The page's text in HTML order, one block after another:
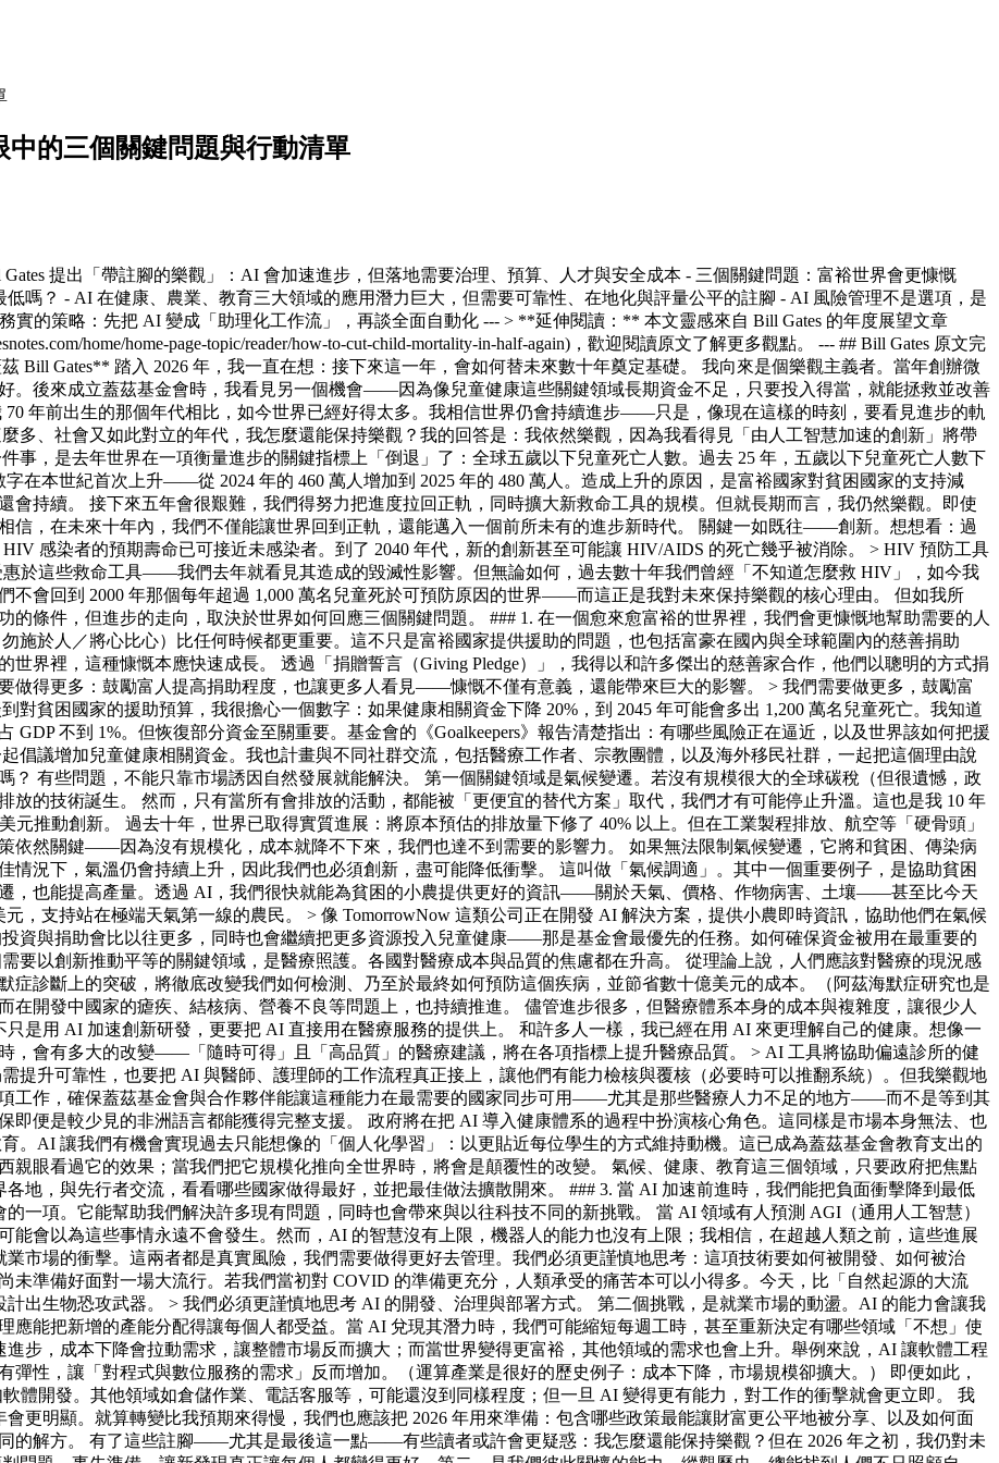
中的三個關鍵問題與行動清單
提出「帶註腳的樂觀」：AI 會加速進步，但落地需要治理、預算、人才與安全成本 - 三個關鍵問題：富裕世界會更慷慨
嗎？ - AI 在健康、農業、教育三大領域的應用潛力巨大，但需要可靠性、在地化與評量公平的註腳 - AI 風險管理不是選項，是
實的策略：先把 AI 變成「助理化工作流」，再談全面自動化 --- > **延伸閱讀：** 本文靈感來自 Bill Gates 的年度展望文章
home/home-page-topic/reader/how-to-cut-child-mortality-in-half-again)，歡迎閱讀原文了解更多觀點。 --- ## Bill Gates 原文完
Bill Gates** 踏入 2026 年，我一直在想：接下來這一年，會如何替未來數十年奠定基礎。 我向來是個樂觀主義者。當年創辦微
。後來成立蓋茲基金會時，我看見另一個機會——因為像兒童健康這些關鍵領域長期資金不足，只要投入得當，就能拯救並改善
年前出生的那個年代相比，如今世界已經好得太多。我相信世界仍會持續進步——只是，像現在這樣的時刻，要看見進步的軌
多、社會又如此對立的年代，我怎麼還能保持樂觀？我的回答是：我依然樂觀，因為我看得見「由人工智慧加速的創新」將帶
事，是去年世界在一項衡量進步的關鍵指標上「倒退」了：全球五歲以下兒童死亡人數。過去 25 年，五歲以下兒童死亡人數下
在本世紀首次上升——從 2024 年的 460 萬人增加到 2025 年的 480 萬人。造成上升的原因，是富裕國家對貧困國家的支持減
會持續。 接下來五年會很艱難，我們得努力把進度拉回正軌，同時擴大新救命工具的規模。但就長期而言，我仍然樂觀。即使
信，在未來十年內，我們不僅能讓世界回到正軌，還能邁入一個前所未有的進步新時代。 關鍵一如既往——創新。想想看：過
感染者的預期壽命已可接近未感染者。到了 2040 年代，新的創新甚至可能讓 HIV/AIDS 的死亡幾乎被消除。 > HIV 預防工具
於這些救命工具——我們去年就看見其造成的毀滅性影響。但無論如何，過去數十年我們曾經「不知道怎麼救 HIV」，如今我
不會回到 2000 年那個每年超過 1,000 萬名兒童死於可預防原因的世界——而這正是我對未來保持樂觀的核心理由。 但如我所
條件，但進步的走向，取決於世界如何回應三個關鍵問題。 ### 1. 在一個愈來愈富裕的世界裡，我們會更慷慨地幫助需要的人
施於人／將心比心）比任何時候都更重要。這不只是富裕國家提供援助的問題，也包括富豪在國內與全球範圍內的慈善捐助
界裡，這種慷慨本應快速成長。 透過「捐贈誓言（Giving Pledge）」，我得以和許多傑出的慈善家合作，他們以聰明的方式捐
做得更多：鼓勵富人提高捐助程度，也讓更多人看見——慷慨不僅有意義，還能帶來巨大的影響。 > 我們需要做更多，鼓勵富
對貧困國家的援助預算，我很擔心一個數字：如果健康相關資金下降 20%，到 2045 年可能會多出 1,200 萬名兒童死亡。我知道
不到 1%。但恢復部分資金至關重要。基金會的《Goalkeepers》報告清楚指出：有哪些風險正在逼近，以及世界該如何把援
倡議增加兒童健康相關資金。我也計畫與不同社群交流，包括醫療工作者、宗教團體，以及海外移民社群，一起把這個理由說
？ 有些問題，不能只靠市場誘因自然發展就能解決。 第一個關鍵領域是氣候變遷。若沒有規模很大的全球碳稅（但很遺憾，政
的技術誕生。 然而，只有當所有會排放的活動，都能被「更便宜的替代方案」取代，我們才有可能停止升溫。這也是我 10 年
元推動創新。 過去十年，世界已取得實質進展：將原本預估的排放量下修了 40% 以上。但在工業製程排放、航空等「硬骨頭」
依然關鍵——因為沒有規模化，成本就降不下來，我們也達不到需要的影響力。 如果無法限制氣候變遷，它將和貧困、傳染病
況下，氣溫仍會持續上升，因此我們也必須創新，盡可能降低衝擊。 這叫做「氣候調適」。其中一個重要例子，是協助貧困
，也能提高產量。透過 AI，我們很快就能為貧困的小農提供更好的資訊——關於天氣、價格、作物病害、土壤——甚至比今天
，支持站在極端天氣第一線的農民。 > 像 TomorrowNow 這類公司正在開發 AI 解決方案，提供小農即時資訊，協助他們在氣候
資與捐助會比以往更多，同時也會繼續把更多資源投入兒童健康——那是基金會最優先的任務。如何確保資金被用在最重要的
要以創新推動平等的關鍵領域，是醫療照護。各國對醫療成本與品質的焦慮都在升高。 從理論上說，人們應該對醫療的現況感
症診斷上的突破，將徹底改變我們如何檢測、乃至於最終如何預防這個疾病，並節省數十億美元的成本。（阿茲海默症研究也是
開發中國家的瘧疾、結核病、營養不良等問題上，也持續推進。 儘管進步很多，但醫療體系本身的成本與複雜度，讓很少人
是用 AI 加速創新研發，更要把 AI 直接用在醫療服務的提供上。 和許多人一樣，我已經在用 AI 來更理解自己的健康。想像一
，會有多大的改變——「隨時可得」且「高品質」的醫療建議，將在各項指標上提升醫療品質。 > AI 工具將協助偏遠診所的健
升可靠性，也要把 AI 與醫師、護理師的工作流程真正接上，讓他們有能力檢核與覆核（必要時可以推翻系統）。但我樂觀地
工作，確保蓋茲基金會與合作夥伴能讓這種能力在最需要的國家同步可用——尤其是那些醫療人力不足的地方——而不是等到其
即便是較少見的非洲語言都能獲得完整支援。 政府將在把 AI 導入健康體系的過程中扮演核心角色。這同樣是市場本身無法、也
。AI 讓我們有機會實現過去只能想像的「個人化學習」：以更貼近每位學生的方式維持動機。這已成為蓋茲基金會教育支出的
親眼看過它的效果；當我們把它規模化推向全世界時，將會是顛覆性的改變。 氣候、健康、教育這三個領域，只要政府把焦點
地，與先行者交流，看看哪些國家做得最好，並把最佳做法擴散開來。 ### 3. 當 AI 加速前進時，我們能把負面衝擊降到最低
一項。它能幫助我們解決許多現有問題，同時也會帶來與以往科技不同的新挑戰。 當 AI 領域有人預測 AGI（通用人工智慧）
能會以為這些事情永遠不會發生。然而，AI 的智慧沒有上限，機器人的能力也沒有上限；我相信，在超越人類之前，這些進展
市場的衝擊。這兩者都是真實風險，我們需要做得更好去管理。我們必須更謹慎地思考：這項技術要如何被開發、如何被治
未準備好面對一場大流行。若我們當初對 COVID 的準備更充分，人類承受的痛苦本可以小得多。今天，比「自然起源的大流
出生物恐攻武器。 > 我們必須更謹慎地思考 AI 的開發、治理與部署方式。 第二個挑戰，是就業市場的動盪。AI 的能力會讓我
應能把新增的產能分配得讓每個人都受益。當 AI 兌現其潛力時，我們可能縮短每週工時，甚至重新決定有哪些領域「不想」使
步，成本下降會拉動需求，讓整體市場反而擴大；而當世界變得更富裕，其他領域的需求也會上升。舉例來說，AI 讓軟體工程
性，讓「對程式與數位服務的需求」反而增加。（運算產業是很好的歷史例子：成本下降，市場規模卻擴大。） 即便如此，
體開發。其他領域如倉儲作業、電話客服等，可能還沒到同樣程度；但一旦 AI 變得更有能力，對工作的衝擊就會更立即。 我
更明顯。就算轉變比我預期來得慢，我們也應該把 2026 年用來準備：包含哪些政策最能讓財富更公平地被分享、以及如何面
的解方。 有了這些註腳——尤其是最後這一點——有些讀者或許會更疑惑：我怎麼還能保持樂觀？但在 2026 年之初，我仍對未